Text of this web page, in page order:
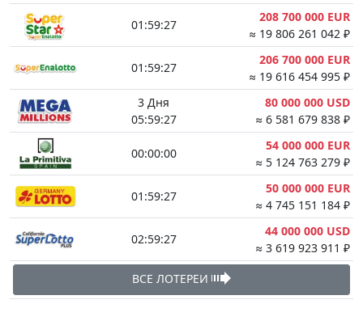
01:59:27
208 700 000 EUR
≈ 19 806 261 042 ₽
01:59:27
206 700 000 EUR
≈ 19 616 454 995 ₽
3 Дня
05:59:27
80 000 000 USD
≈ 6 581 679 838 ₽
00:00:00
54 000 000 EUR
≈ 5 124 763 279 ₽
01:59:27
50 000 000 EUR
≈ 4 745 151 184 ₽
02:59:27
44 000 000 USD
≈ 3 619 923 911 ₽
ВСЕ ЛОТЕРЕИ